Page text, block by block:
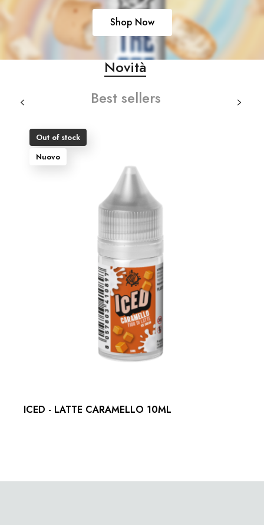
Shop Now
Novità
Best sellers
ICED - LATTE CARAMELLO 10ML
Out of stock
Nuovo